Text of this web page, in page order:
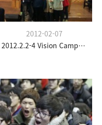
2012-02-07
2012.2.2-4 Vision Camp(청소년부)